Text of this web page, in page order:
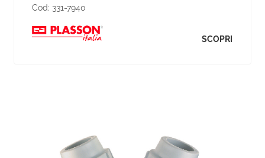
Cod: 331-7940
SCOPRI